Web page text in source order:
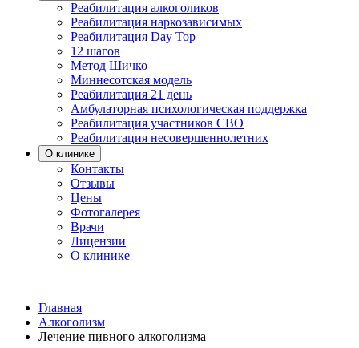
Реабилитация алкоголиков
Реабилитация наркозависимых
Реабилитация Day Top
12 шагов
Метод Шичко
Миннесотская модель
Реабилитация 21 день
Амбулаторная психологическая поддержка
Реабилитация участников СВО
Реабилитация несовершеннолетних
О клинике
Контакты
Отзывы
Цены
Фотогалерея
Врачи
Лицензии
О клинике
Главная
Алкоголизм
Лечение пивного алкоголизма